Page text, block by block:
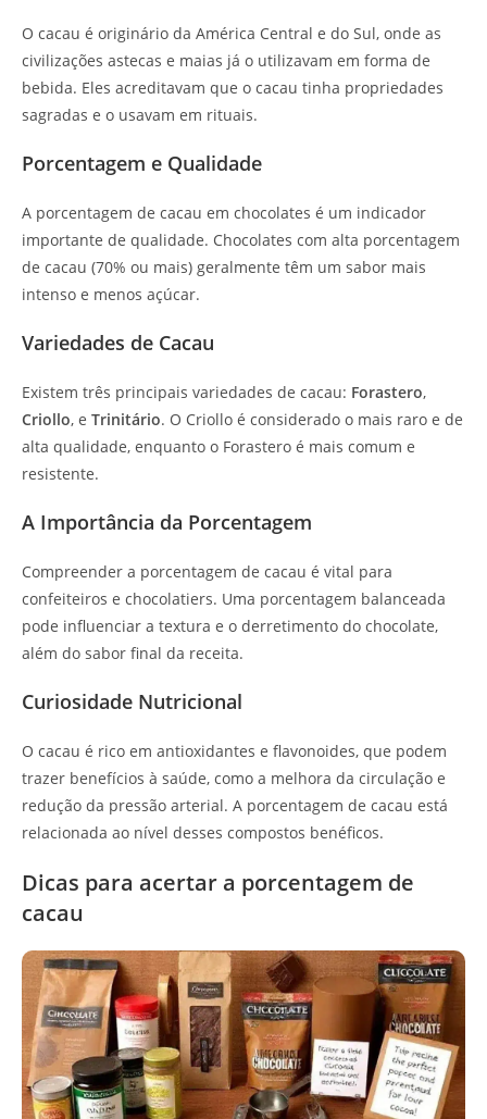
O cacau é originário da América Central e do Sul, onde as
civilizações astecas e maias já o utilizavam em forma de
bebida. Eles acreditavam que o cacau tinha propriedades
sagradas e o usavam em rituais.
Porcentagem e Qualidade
A porcentagem de cacau em chocolates é um indicador
importante de qualidade. Chocolates com alta porcentagem
de cacau (70% ou mais) geralmente têm um sabor mais
intenso e menos açúcar.
Variedades de Cacau
Existem três principais variedades de cacau: Forastero,
Criollo, e Trinitário. O Criollo é considerado o mais raro e de
alta qualidade, enquanto o Forastero é mais comum e
resistente.
A Importância da Porcentagem
Compreender a porcentagem de cacau é vital para
confeiteiros e chocolatiers. Uma porcentagem balanceada
pode influenciar a textura e o derretimento do chocolate,
além do sabor final da receita.
Curiosidade Nutricional
O cacau é rico em antioxidantes e flavonoides, que podem
trazer benefícios à saúde, como a melhora da circulação e
redução da pressão arterial. A porcentagem de cacau está
relacionada ao nível desses compostos benéficos.
Dicas para acertar a porcentagem de
cacau